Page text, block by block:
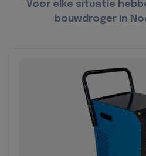
Voor elke situatie
bouwdroger in